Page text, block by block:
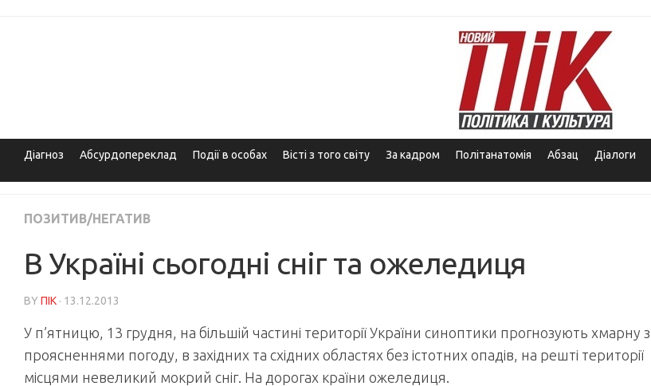
Діагноз Абсурдопереклад Події в особах Вісті з того світу За кадром Політанатомія Абзац Діалоги
ПОЗИТИВ/НЕГАТИВ
В Україні сьогодні сніг та ожеледиця
BY ПІК · 13.12.2013
У п’ятницю, 13 грудня, на більшій частині території України синоптики прогнозують хмарну з
проясненнями погоду, в західних та східних областях без істотних опадів, на решті території
місцями невеликий мокрий сніг. На дорогах країни ожеледиця.